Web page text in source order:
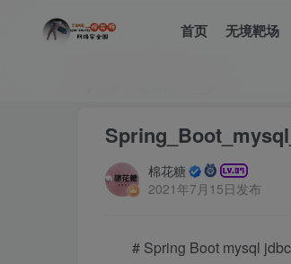
首页 无境靶场
棉花糖
2021年7月15日发布
# Spring Boot mysql